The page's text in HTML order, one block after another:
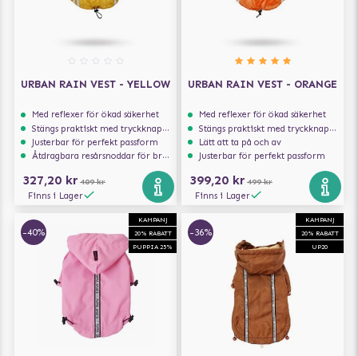
URBAN RAIN VEST - YELLOW
Med reflexer för ökad säkerhet
Stängs praktiskt med tryckknappar
Justerbar för perfekt passform
Åtdragbara resårsnoddar för bra passform
327,20 kr 409 kr
Finns i Lager
URBAN RAIN VEST - ORANGE
Med reflexer för ökad säkerhet
Stängs praktiskt med tryckknappar
Lätt att ta på och av
Justerbar för perfekt passform
399,20 kr 499 kr
Finns i Lager
KAMPANJ
20% RABATT
PUPPIA 25%
-40%
KAMPANJ
20% RABATT
UP20
-36%